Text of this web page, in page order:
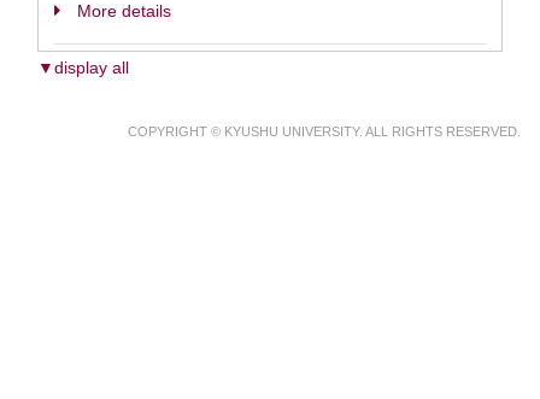
More details
▼display all
COPYRIGHT © KYUSHU UNIVERSITY. ALL RIGHTS RESERVED.